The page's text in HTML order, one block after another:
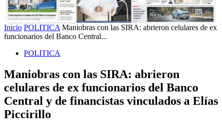
Inicio POLITICA Maniobras con las SIRA: abrieron celulares de ex
funcionarios del Banco Central...
POLITICA
Maniobras con las SIRA: abrieron
celulares de ex funcionarios del Banco
Central y de financistas vinculados a Elías
Piccirillo